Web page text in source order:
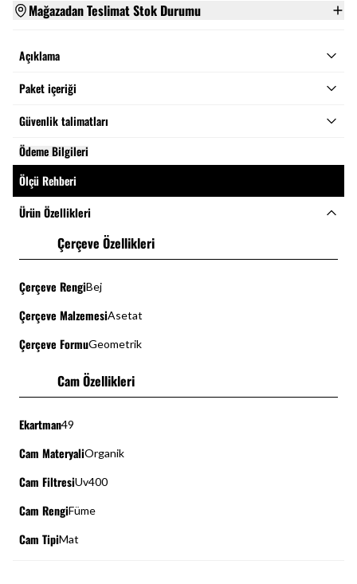
Mağazadan Teslimat Stok Durumu
Açıklama
Paket içeriği
Güvenlik talimatları
Ödeme Bilgileri
Ölçü Rehberi
Ürün Özellikleri
Çerçeve Özellikleri
Çerçeve RengiBej
Çerçeve MalzemesiAsetat
Çerçeve FormuGeometrik
Cam Özellikleri
Ekartman49
Cam MateryaliOrganik
Cam FiltresiUv400
Cam RengiFüme
Cam TipiMat